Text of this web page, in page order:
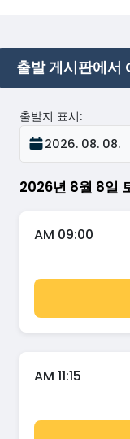
출발 게시판에
2026년 8월 8일
출발지 표시:
2026. 08. 08.
AM 09:00
AM 11:15